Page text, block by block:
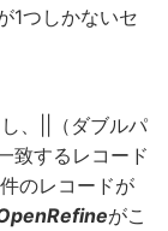
1つしかないセ
、||（ダブルパ
致するレコード
のレコードが
がこ